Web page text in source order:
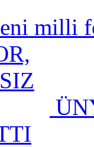
milli